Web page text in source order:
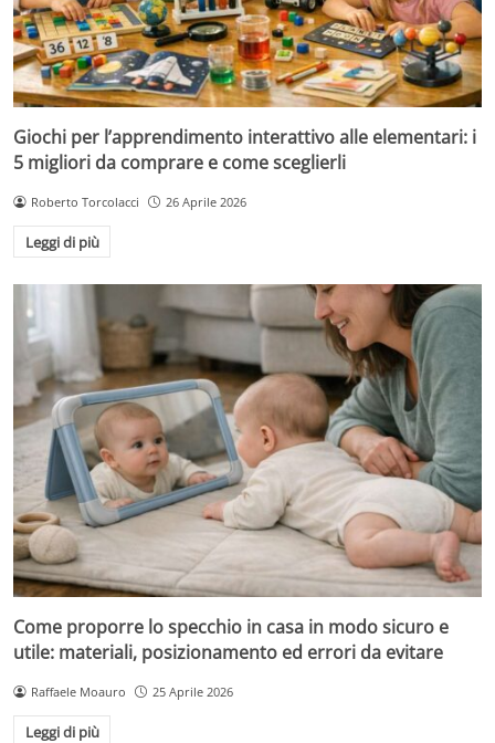
Giochi per l’apprendimento interattivo alle elementari: i
5 migliori da comprare e come sceglierli
Roberto Torcolacci 26 Aprile 2026
Leggi di più
Come proporre lo specchio in casa in modo sicuro e
utile: materiali, posizionamento ed errori da evitare
Raffaele Moauro 25 Aprile 2026
Leggi di più